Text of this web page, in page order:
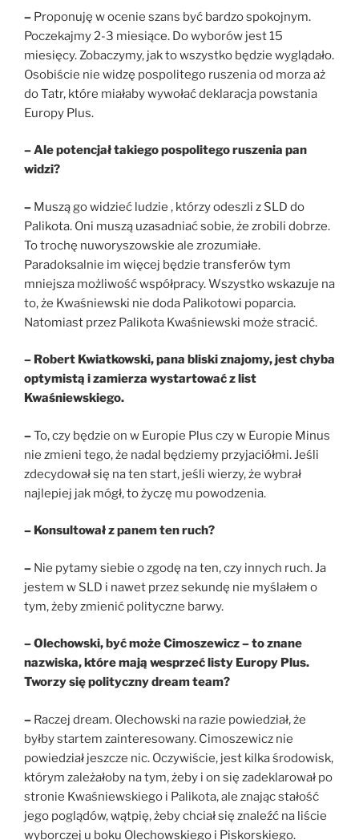
– Proponuję w ocenie szans być bardzo spokojnym.
Poczekajmy 2-3 miesiące. Do wyborów jest 15
miesięcy. Zobaczymy, jak to wszystko będzie wyglądało.
Osobiście nie widzę pospolitego ruszenia od morza aż
do Tatr, które miałaby wywołać deklaracja powstania
Europy Plus.
– Ale potencjał takiego pospolitego ruszenia pan
widzi?
– Muszą go widzieć ludzie , którzy odeszli z SLD do
Palikota. Oni muszą uzasadniać sobie, że zrobili dobrze.
To trochę nuworyszowskie ale zrozumiałe.
Paradoksalnie im więcej będzie transferów tym
mniejsza możliwość współpracy. Wszystko wskazuje na
to, że Kwaśniewski nie doda Palikotowi poparcia.
Natomiast przez Palikota Kwaśniewski może stracić.
– Robert Kwiatkowski, pana bliski znajomy, jest chyba
optymistą i zamierza wystartować z list
Kwaśniewskiego.
–To, czy będzie on w Europie Plus czy w Europie Minus
nie zmieni tego, że nadal będziemy przyjaciółmi. Jeśli
zdecydował się na ten start, jeśli wierzy, że wybrał
najlepiej jak mógł, to życzę mu powodzenia.
– Konsultował z panem ten ruch?
– Nie pytamy siebie o zgodę na ten, czy innych ruch. Ja
jestem w SLD i nawet przez sekundę nie myślałem o
tym, żeby zmienić polityczne barwy.
– Olechowski, być może Cimoszewicz – to znane
nazwiska, które mają wesprzeć listy Europy Plus.
Tworzy się polityczny dream team?
– Raczej dream. Olechowski na razie powiedział, że
byłby startem zainteresowany. Cimoszewicz nie
powiedział jeszcze nic. Oczywiście, jest kilka środowisk,
którym zależałoby na tym, żeby i on się zadeklarował po
stronie Kwaśniewskiego i Palikota, ale znając stałość
jego poglądów, wątpię, żeby chciał się znaleźć na liście
wyborczej u boku Olechowskiego i Piskorskiego.